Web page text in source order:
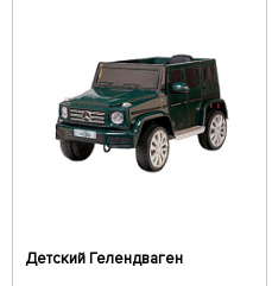
Детский Гелендваген